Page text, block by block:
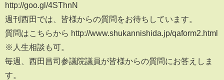
http://goo.gl/4SThnN
週刊西田では、皆様からの質問をお待ちしています。
質問はこちらから http://www.shukannishida.jp/qaform2.html
※人生相談も可。
毎週、西田昌司参議院議員が皆様からの質問にお答えしま
す。